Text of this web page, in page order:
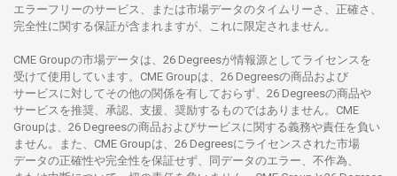
エラーフリーのサービス、 または市場データのタイムリーさ、正確さ、
完全性に関する保証が含まれますが、これに限定さ れません。
CME Groupの市場データは、26 Degreesが情報源としてライセンスを
受けて使用しています。 CME Groupは、26 Degreesの商品および
サービスに対してその他の関係を有しておらず、26 Degreesの商品や
サービスを推奨、承認、支援、 奨励するものではありません。 CME
Groupは、26 Degreesの商品およびサービスに関する義務や責任を負い
ません。また、CME Groupは、26 Degreesにライセンスさ れた市場
データの正確性や完全性を保証せず、 同 データのエラー、不作為、